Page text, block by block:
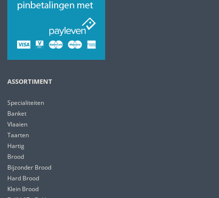
ASSORTIMENT
Specialiteiten
Banket
Vlaaien
Taarten
Hartig
Brood
Bijzonder Brood
Hard Brood
Klein Brood